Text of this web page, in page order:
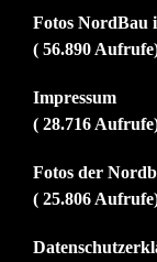
Fotos NordBau
( 56.890
Impressum
( 28.716
Fotos der
( 25.806